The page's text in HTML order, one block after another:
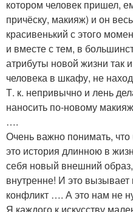
котором человек пришел,
причёску, макияж) и он
красивенький с этого
и вместе с тем, в
атрибуты новой жизни так
человека в шкафу, не
Т. к. непривычно и лень
наносить по-новому
….
Очень важно понимать,
это история длинною в
себя новый внешний
внутренне! И это
конфликт …. А это нам не